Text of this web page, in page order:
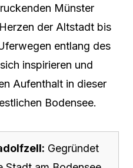
Münster
der Altstadt bis
entlang des
inspirieren und
Aufenthalt in dieser
Bodensee.
Gegründet